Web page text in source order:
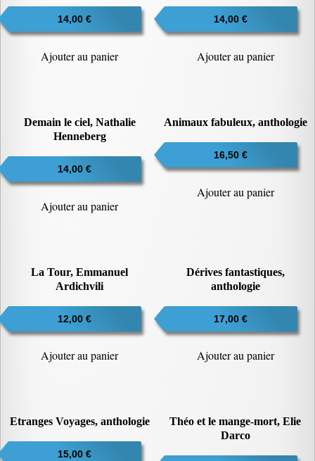
14,00 €
Ajouter au panier
14,00 €
Ajouter au panier
Demain le ciel, Nathalie
Henneberg
14,00 €
Ajouter au panier
Animaux fabuleux, anthologie
16,50 €
Ajouter au panier
La Tour, Emmanuel
Ardichvili
12,00 €
Ajouter au panier
Dérives fantastiques,
anthologie
17,00 €
Ajouter au panier
Etranges Voyages, anthologie
15,00 €
Théo et le mange-mort, Elie
Darco